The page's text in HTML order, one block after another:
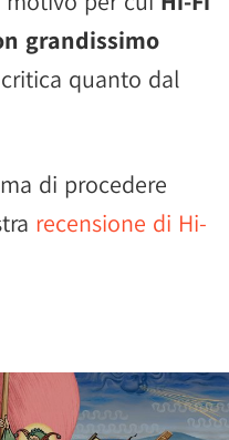
grandissimo
quanto dal
di procedere
recensione di Hi-